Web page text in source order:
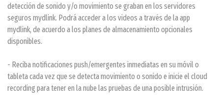
detección de sonido y/o movimiento se graban en los servidores
seguros mydlink. Podrá acceder a los videos a través de la app
mydlink, de acuerdo a los planes de almacenamiento opcionales
disponibles.
- Reciba notificaciones push/emergentes inmediatas en su móvil o
tableta cada vez que se detecta movimiento o sonido e inicie el cloud
recording para tener en la nube las pruebas de una posible intrusión.